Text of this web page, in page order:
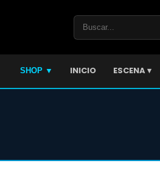
SHOP ▼ INICIO ESCENA ▾